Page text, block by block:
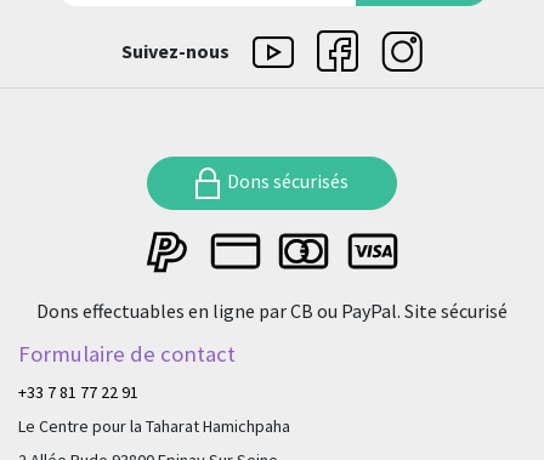
Suivez-nous
Formulaire de contact
+33 7 81 77 22 91
Le Centre pour la Taharat Hamichpaha
Dons sécurisés
Dons effectuables en ligne par CB ou PayPal. Site sécurisé